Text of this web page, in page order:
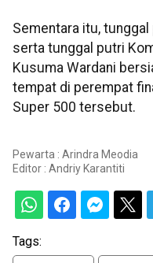
Sementara itu,
serta tunggal putri
Kusuma Wardani
tempat di perempat
Super 500 tersebut.
Pewarta : Arindra Meodia
Editor : Andriy Karantiti
Tags: